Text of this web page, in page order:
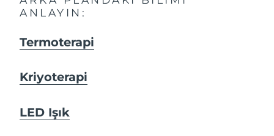
ANLAYIN:
Termoterapi
Kriyoterapi
LED Işık